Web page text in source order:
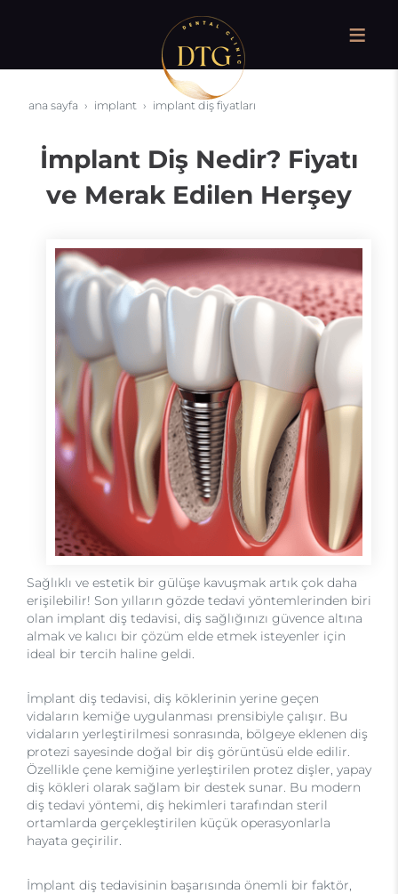
ana sayfa i̇mplant i̇mplant diş fiyatları
İmplant Diş Nedir? Fiyatı
ve Merak Edilen Herşey
Sağlıklı ve estetik bir gülüşe kavuşmak artık çok daha
erişilebilir! Son yılların gözde tedavi yöntemlerinden biri
olan implant diş tedavisi, diş sağlığınızı güvence altına
almak ve kalıcı bir çözüm elde etmek isteyenler için
ideal bir tercih haline geldi.
İmplant diş tedavisi, diş köklerinin yerine geçen
vidaların kemiğe uygulanması prensibiyle çalışır. Bu
vidaların yerleştirilmesi sonrasında, bölgeye eklenen diş
protezi sayesinde doğal bir diş görüntüsü elde edilir.
Özellikle çene kemiğine yerleştirilen protez dişler, yapay
diş kökleri olarak sağlam bir destek sunar. Bu modern
diş tedavi yöntemi, diş hekimleri tarafından steril
ortamlarda gerçekleştirilen küçük operasyonlarla
hayata geçirilir.
İmplant diş tedavisinin başarısında önemli bir faktör,